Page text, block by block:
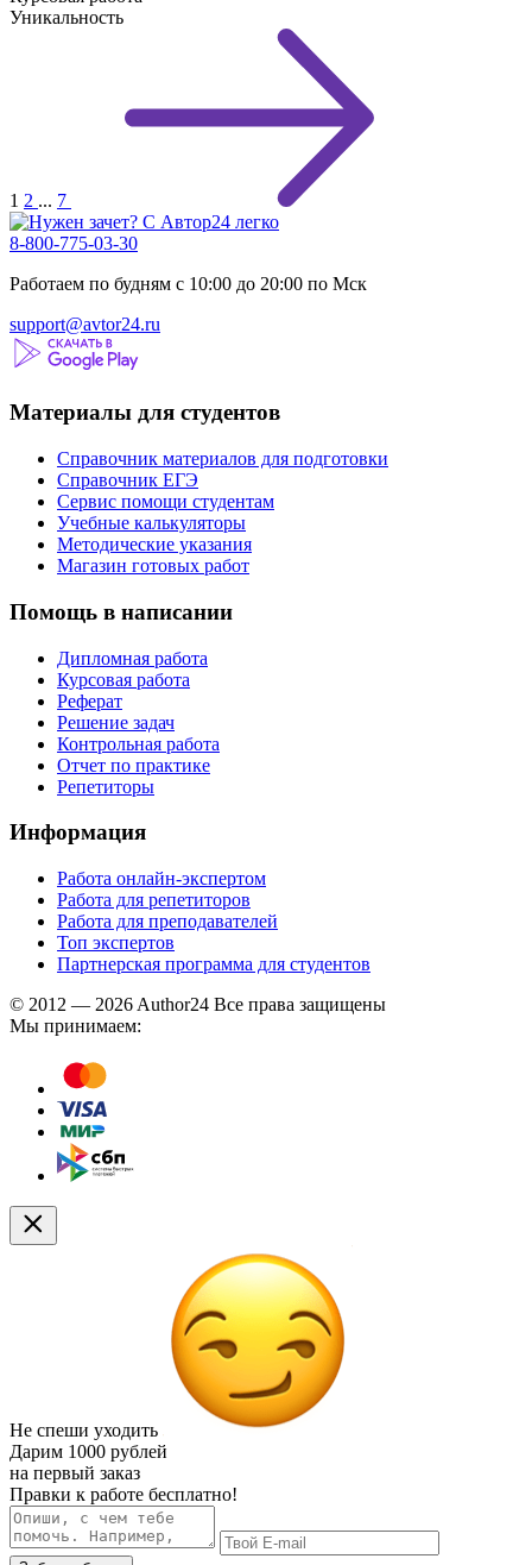
Уникальность
1 2 ... 7
8-800-775-03-30
Работаем по будням с 10:00 до 20:00 по Мск
support@avtor24.ru
Материалы для студентов
Справочник материалов для подготовки
Справочник ЕГЭ
Сервис помощи студентам
Учебные калькуляторы
Методические указания
Магазин готовых работ
Помощь в написании
Дипломная работа
Курсовая работа
Реферат
Решение задач
Контрольная работа
Отчет по практике
Репетиторы
Информация
Работа онлайн-экспертом
Работа для репетиторов
Работа для преподавателей
Топ экспертов
Партнерская программа для студентов
© 2012 — 2026 Author24 Все права защищены
Мы принимаем:
Не спеши уходить
Дарим 1000 рублей
на первый заказ
Правки к работе бесплатно!